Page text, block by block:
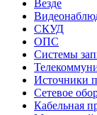
Везде
СКУД
ОПС
Системы
Источники
Сетевое
Кабельная